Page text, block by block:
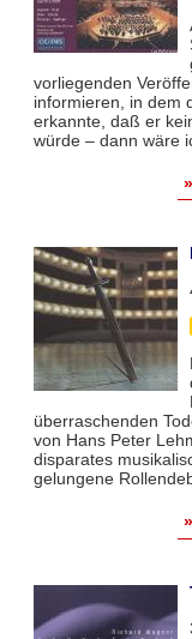
vorliegenden
informieren, in dem
erkannte, daß er
würde – dann wäre
überraschenden
von Hans Peter
disparates
gelungene